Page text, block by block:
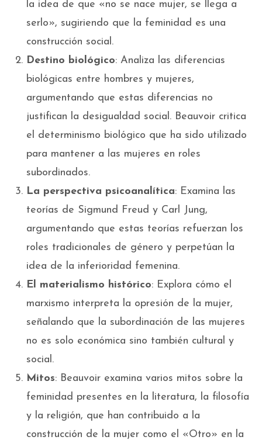
la idea de que «no se nace mujer, se llega a
serlo», sugiriendo que la feminidad es una
construcción social.
Destino biológico: Analiza las diferencias
biológicas entre hombres y mujeres,
argumentando que estas diferencias no
justifican la desigualdad social. Beauvoir critica
el determinismo biológico que ha sido utilizado
para mantener a las mujeres en roles
subordinados.
La perspectiva psicoanalítica: Examina las
teorías de Sigmund Freud y Carl Jung,
argumentando que estas teorías refuerzan los
roles tradicionales de género y perpetúan la
idea de la inferioridad femenina.
El materialismo histórico: Explora cómo el
marxismo interpreta la opresión de la mujer,
señalando que la subordinación de las mujeres
no es solo económica sino también cultural y
social.
Mitos: Beauvoir examina varios mitos sobre la
feminidad presentes en la literatura, la filosofía
y la religión, que han contribuido a la
construcción de la mujer como el «Otro» en la